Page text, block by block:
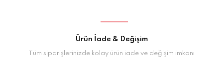
Ürün İade & Değişim
Tüm siparişlerinizde kolay ürün iade ve değişim imkanı